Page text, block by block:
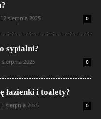
12 sierpnia 2025 0
sypialni?
sierpnia 2025 0
łazienki i toalety?
sierpnia 2025 0